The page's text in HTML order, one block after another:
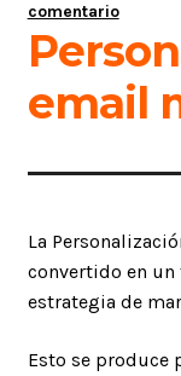
comentario
email
La
convertido en
estrategia de
Esto se produce